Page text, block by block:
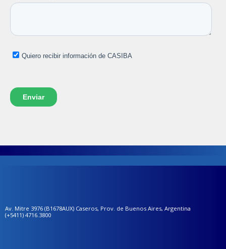
Av. Mitre 3976 (B1678AUX) Caseros, Prov. de Buenos Aires, Argentina
(+5411) 4716.3800